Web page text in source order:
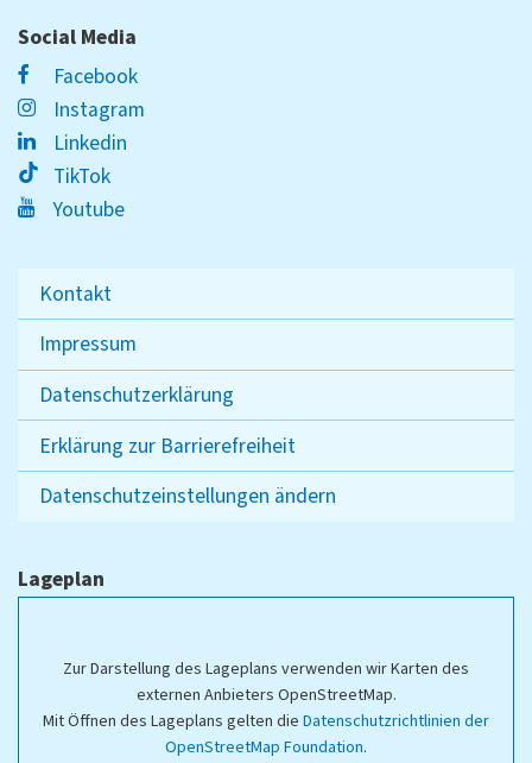
Social Media
Facebook
Instagram
Linkedin
TikTok
Youtube
Kontakt
Impressum
Datenschutzerklärung
Erklärung zur Barrierefreiheit
Datenschutzeinstellungen ändern
Lageplan
Zur Darstellung des Lageplans verwenden wir Karten des
externen Anbieters OpenStreetMap.
Mit Öffnen des Lageplans gelten die Datenschutzrichtlinien der
OpenStreetMap Foundation.